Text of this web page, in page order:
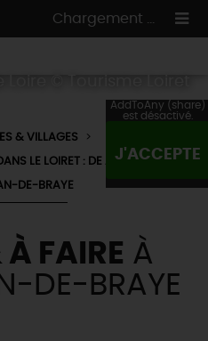
Chargement ...
POUR VOUS
ENVIES
MAINTENANT
& BALADES
ÀL'EAU !
& VILLAGES
LE LOIRET : DE À À Z
DE-BRAYE
FAIRE À
DE-BRAYE
AddToAny (share)
est désactivé.
J'ACCEPTE